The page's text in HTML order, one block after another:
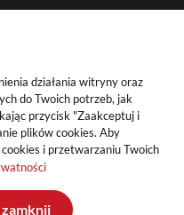
działania witryny oraz
do Twoich potrzeb, jak
przycisk "Zaakceptuj i
plików cookies. Aby
i przetwarzaniu Twoich